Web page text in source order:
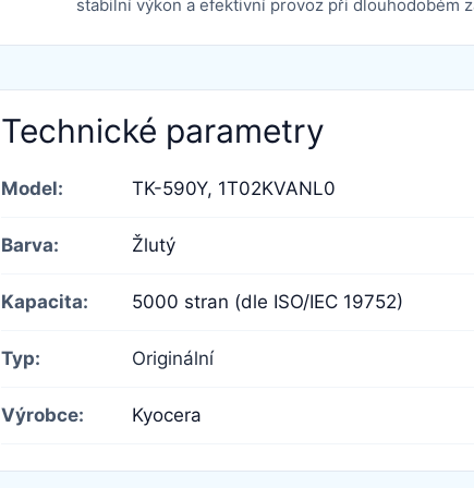
stabilní výkon a efektivní provoz při dlouhodobém
Technické parametry
Model: TK-590Y, 1T02KVANL0
Barva: Žlutý
Kapacita: 5000 stran (dle ISO/IEC 19752)
Typ: Originální
Výrobce: Kyocera